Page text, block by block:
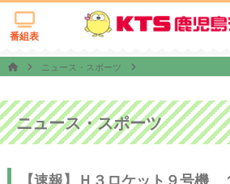
番組表
ニュース・スポーツ
ニュース・スポーツ